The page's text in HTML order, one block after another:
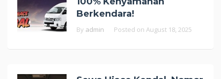
Berkendara!
By admin Posted on August 18, 2025